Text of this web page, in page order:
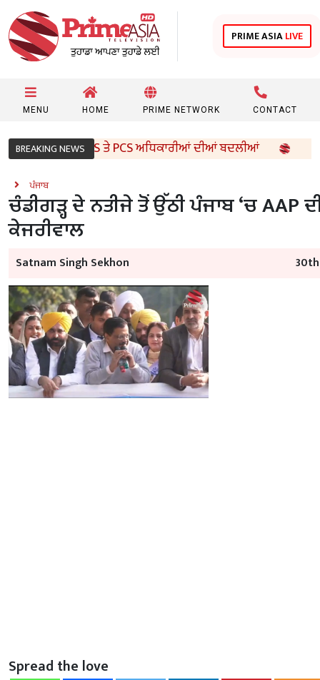
PRIME ASIALIVE
MENU HOME PRIME NETWORK CONTACT
BREAKING NEWS
ਵੱਲੋਂ 96 IAS ਤੇ PCS ਅਧਿਕਾਰੀਆਂ ਦੀਆਂ ਬਦਲੀਆਂ
ਪੰਜਾਬ
ਚੰਡੀਗੜ੍ਹ ਦੇ ਨਤੀਜੇ ਤੋਂ ਉੱਠੀ ਪੰਜਾਬ ‘ਚ AAP
ਕੇਜਰੀਵਾਲ
Satnam Singh Sekhon
Spread the love